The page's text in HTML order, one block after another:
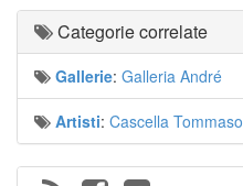
Categorie correlate
Gallerie: Galleria André
Artisti: Cascella Tommaso